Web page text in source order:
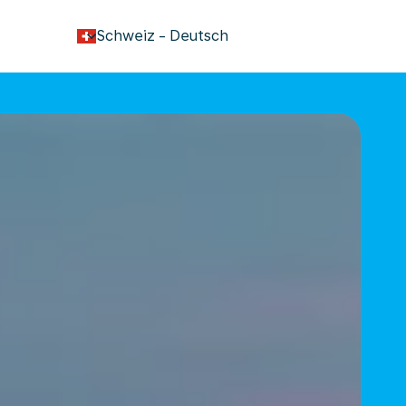
Schweiz - Deutsch
keyboard_arrow_down